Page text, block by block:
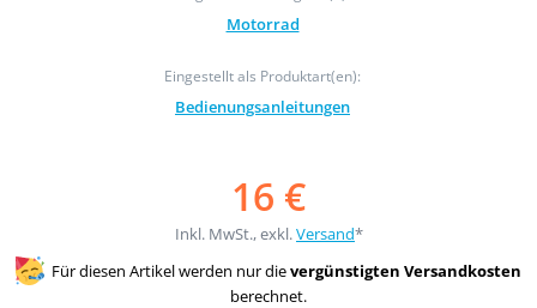
Motorrad
Eingestellt als Produktart(en):
Bedienungsanleitungen
16 €
Inkl. MwSt., exkl.Versand*
Für diesen Artikel werden nur dievergünstigten Versandkosten
berechnet.